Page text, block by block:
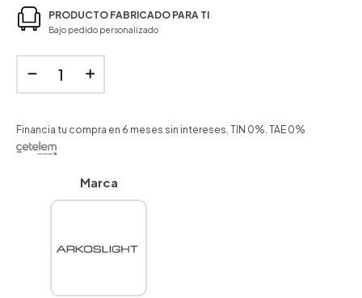
PRODUCTO FABRICADO PARA TI
Bajo pedido personalizado
Financia tu compra en 6 meses sin intereses. TIN 0%. TAE 0%
Marca